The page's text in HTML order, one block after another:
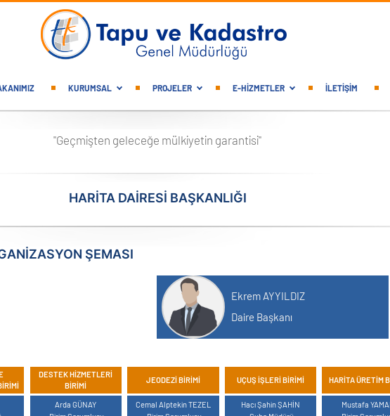
KURUMSAL PROJELER E-HİZMETLER İLETIŞIM
"Geçmişten geleceğe mülkiyetin garantisi"
HARİTA DAİRESİ BAŞKANLIĞI
ŞEMASI
Ekrem AYYILDIZ
Daire Başkanı
Arda GÜNAY
DESTEK HIZMETLERI
BIRIMI
Cemal Alptekin TEZEL
MAVİ
JEODEZI BIRIMI
Hacı Şahin ŞAHİN
MAVİ
UÇUŞ İŞLERI BIRIMI
Mustafa
MAVİ
HARITA ÜRETIM